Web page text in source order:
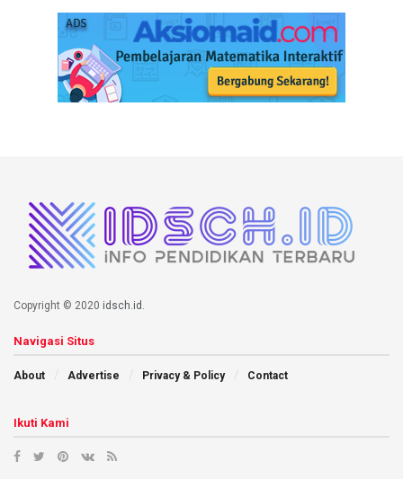
Copyright © 2020 idsch.id
Navigasi Situs
About Advertise Privacy & Policy Contact
Ikuti Kami